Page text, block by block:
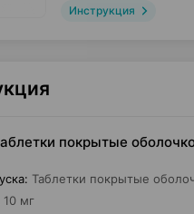
Инструкция
покрытые
: Таблетки покрытые
10 мг